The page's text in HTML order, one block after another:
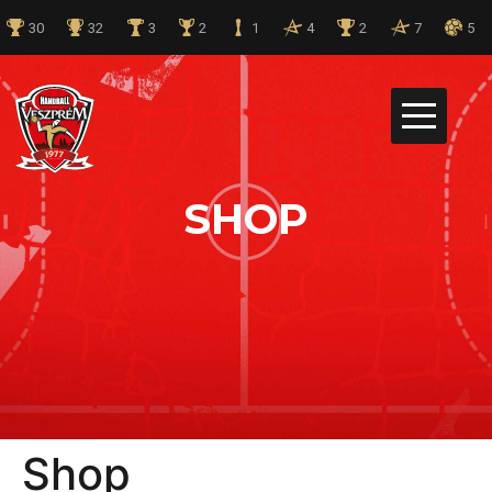
30 32 3 2 1 4 2 7 5
32
HUN
CLUB
SHOP
Shop